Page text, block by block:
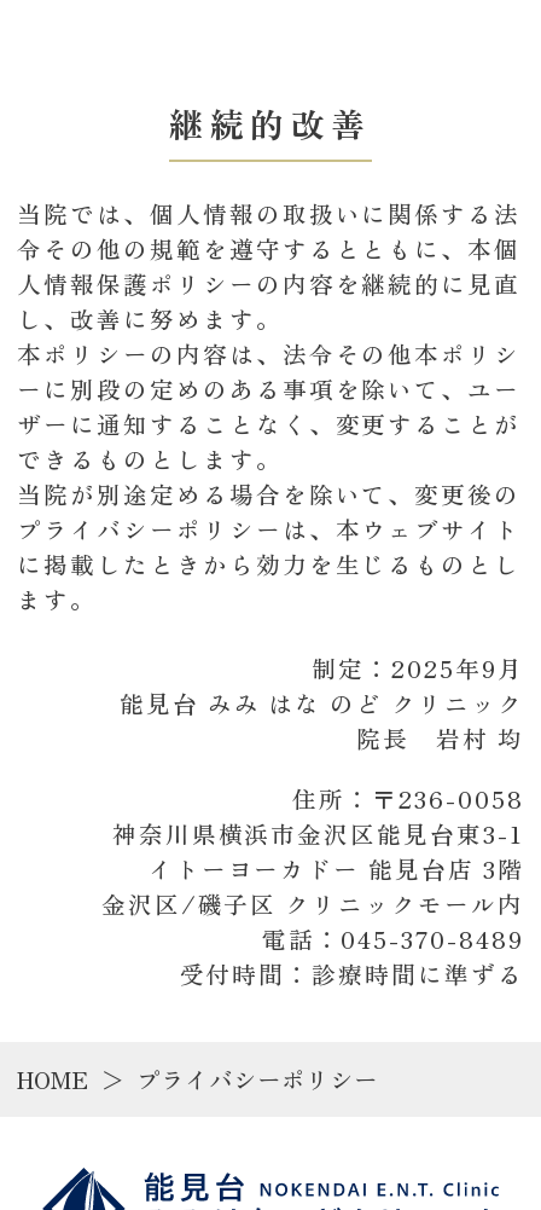
継続的改善
当院では、個人情報の取扱いに関係する法
令その他の規範を遵守するとともに、本個
人情報保護ポリシーの内容を継続的に見直
し、改善に努めます。
本ポリシーの内容は、法令その他本ポリシ
ーに別段の定めのある事項を除いて、ユー
ザーに通知することなく、変更することが
できるものとします。
当院が別途定める場合を除いて、変更後の
プライバシーポリシーは、本ウェブサイト
に掲載したときから効力を生じるものとし
ます。
制定：2025年9月
能見台 みみ はな のど クリニック
院長 岩村 均
住所：〒236-0058
神奈川県横浜市金沢区能見台東3-1
イトーヨーカドー 能見台店 3階
金沢区/磯子区 クリニックモール内
電話：045-370-8489
受付時間：診療時間に準ずる
HOME プライバシーポリシー